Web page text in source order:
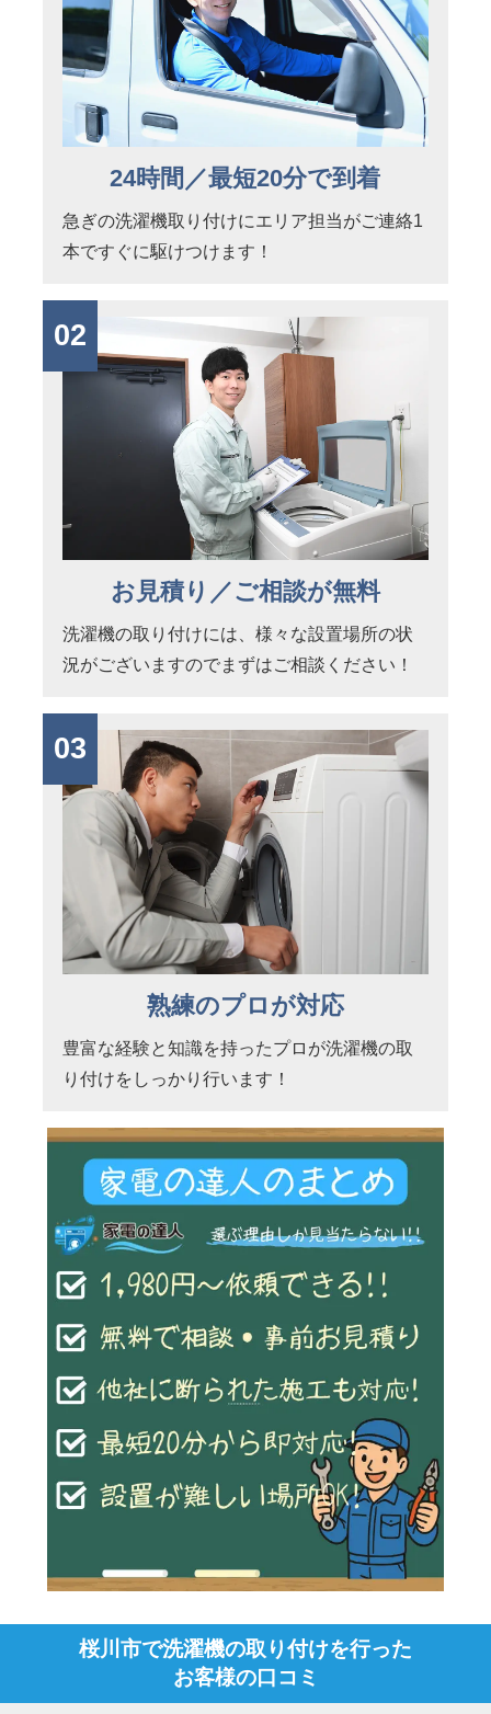
24時間／最短20分で到着
急ぎの洗濯機取り付けにエリア担当がご連絡1
本ですぐに駆けつけます！
02
お見積り／ご相談が無料
洗濯機の取り付けには、様々な設置場所の状
況がございますのでまずはご相談ください！
03
熟練のプロが対応
豊富な経験と知識を持ったプロが洗濯機の取
り付けをしっかり行います！
桜川市で洗濯機の取り付けを行った
お客様の口コミ